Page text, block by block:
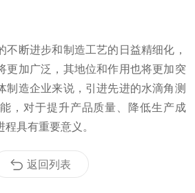
断进步和制造工艺的日益精细化，
更加广泛，其地位和作用也将更加突
制造企业来说，引进先进的水滴角测
，对于提升产品质量、降低生产成
具有重要意义。
返回列表